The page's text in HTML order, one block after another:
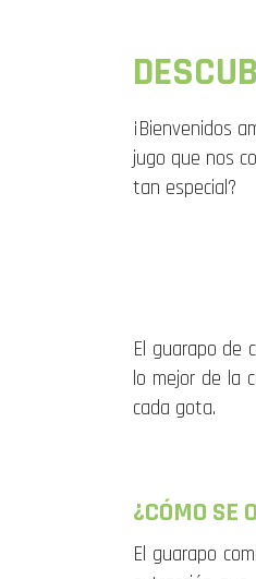
¡Bienvenidos
jugo que nos
tan especial?
El guarapo de
lo mejor de la
cada gota.
¿CÓMO SE
El guarapo